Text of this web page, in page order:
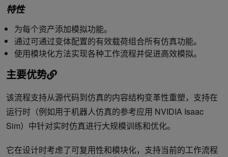
特性
为每个资产添加模拟功能。
通过可通过变体配置的有效载荷组合所有仿真功能。
使用模块化方法实现各种工作流程并促进高效模拟。
主要优势
该流程支持从源代码到仿真的内容结构变革性重塑，支持在
运行时（例如用于机器人仿真的参考应用 NVIDIA Isaac
Sim）中针对实时仿真进行大规模训练和优化。
它在设计时考虑了可复用性和模块化，支持当前的工作流程